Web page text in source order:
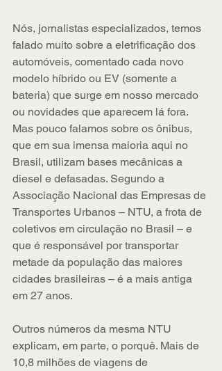
Nós, jornalistas especializados, temos
falado muito sobre a eletrificação dos
automóveis, comentado cada novo
modelo híbrido ou EV (somente a
bateria) que surge em nosso mercado
ou novidades que aparecem lá fora.
Mas pouco falamos sobre os ônibus,
que em sua imensa maioria aqui no
Brasil, utilizam bases mecânicas a
diesel e defasadas. Segundo a
Associação Nacional das Empresas de
Transportes Urbanos – NTU, a frota de
coletivos em circulação no Brasil – e
que é responsável por transportar
metade da população das maiores
cidades brasileiras – é a mais antiga
em 27 anos.
Outros números da mesma NTU
explicam, em parte, o porquê. Mais de
10,8 milhões de viagens de